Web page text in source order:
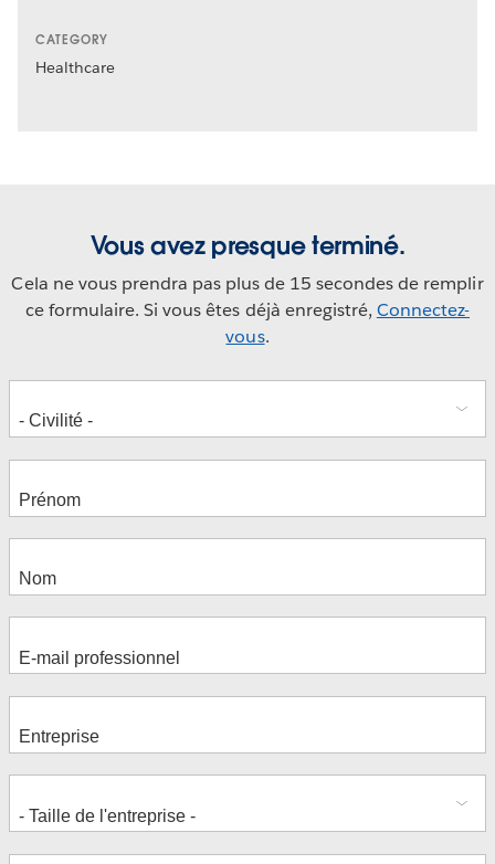
CATEGORY
Healthcare
Vous avez presque terminé.
Cela ne vous prendra pas plus de 15 secondes de remplir
ce formulaire. Si vous êtes déjà enregistré, Connectez-
vous.